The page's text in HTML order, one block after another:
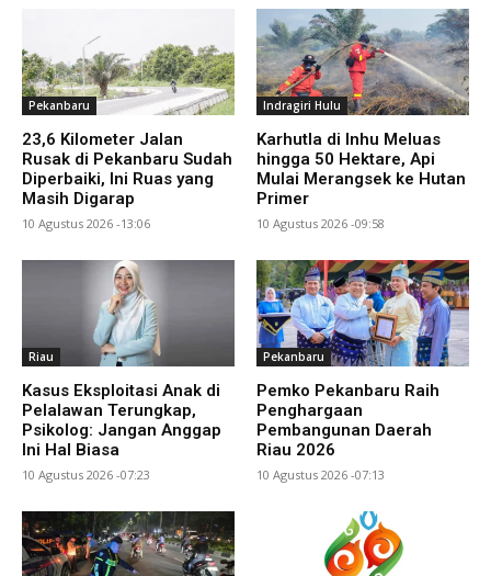
Pekanbaru
23,6 Kilometer Jalan
Rusak di Pekanbaru Sudah
Diperbaiki, Ini Ruas yang
Masih Digarap
10 Agustus 2026 -13:06
Indragiri Hulu
Karhutla di Inhu Meluas
hingga 50 Hektare, Api
Mulai Merangsek ke Hutan
Primer
10 Agustus 2026 -09:58
Riau
Kasus Eksploitasi Anak di
Pelalawan Terungkap,
Psikolog: Jangan Anggap
Ini Hal Biasa
10 Agustus 2026 -07:23
Pekanbaru
Pemko Pekanbaru Raih
Penghargaan
Pembangunan Daerah
Riau 2026
10 Agustus 2026 -07:13